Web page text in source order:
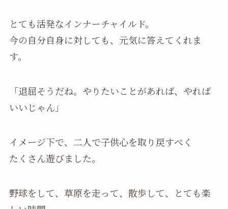
とても活発なインナーチャイルド。
今の自分自身に対しても、元気に答えてくれま
す。
「退屈そうだね。やりたいことがあれば、やれば
いいじゃん」
イメージ下で、二人で子供心を取り戻すべく
たくさん遊びました。
野球をして、草原を走って、散歩して、とても楽